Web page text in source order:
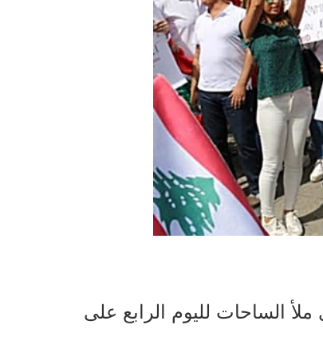
ملأ الساحات لليوم الرابع على